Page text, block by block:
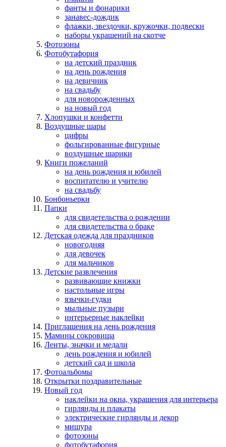
фанты и фонарики
занавес-дождик
флажки, звездочки, кружочки, подвески
наборы украшений на скотче
Фотозоны
Фотобутафория
на детский праздник
на день рождения
на девичник
на свадьбу
для новорожденных
на новый год
Хлопушки и конфетти
Воздушные шары
цифры
фольгированные фигурные
воздушные шарики
Книги пожеланий
на день рождения и юбилей
воспитателю и учителю
на свадьбу
Бонбоньерки
Папки
для свидетельства о рождении
для свидетельства о браке
Детская одежда для праздников
новогодняя
для девочек
для мальчиков
Детские развлечения
развивающие книжки
настольные игры
язычки-гудки
мыльные пузыри
интерьерные наклейки
Приглашения на день рождения
Мамины сокровища
Ленты, значки и медали
день рождения и юбилей
детский сад и школа
Фотоальбомы
Открытки поздравительные
Новый год
наклейки на окна, украшения для интерьера
гирлянды и плакаты
электрические гирлянды и декор
мишура
фотозоны
фотобутафория